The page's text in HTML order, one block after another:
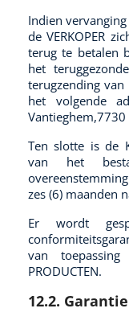
Indien
de VERKOPER
terug te betalen
het
terugzending van
het volgende
Vantieghem,7730
Ten slotte is de
van het
zes (6) maanden
Er wordt
van
PRODUCTEN.
12.2.